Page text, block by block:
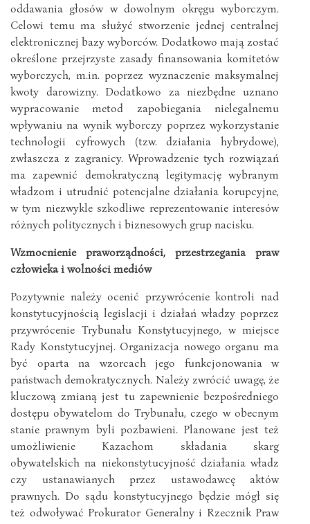
oddawania głosów w dowolnym okręgu wyborczym.
Celowi temu ma służyć stworzenie jednej centralnej
elektronicznej bazy wyborców. Dodatkowo mają zostać
określone przejrzyste zasady finansowania komitetów
wyborczych, m.in. poprzez wyznaczenie maksymalnej
kwoty darowizny. Dodatkowo za niezbędne uznano
wypracowanie metod zapobiegania nielegalnemu
wpływaniu na wynik wyborczy poprzez wykorzystanie
technologii cyfrowych (tzw. działania hybrydowe),
zwłaszcza z zagranicy. Wprowadzenie tych rozwiązań
ma zapewnić demokratyczną legitymację wybranym
władzom i utrudnić potencjalne działania korupcyjne,
w tym niezwykle szkodliwe reprezentowanie interesów
różnych politycznych i biznesowych grup nacisku.
Wzmocnienie praworządności, przestrzegania praw
człowieka i wolności mediów
Pozytywnie należy ocenić przywrócenie kontroli nad
konstytucyjnością legislacji i działań władzy poprzez
przywrócenie Trybunału Konstytucyjnego, w miejsce
Rady Konstytucyjnej. Organizacja nowego organu ma
być oparta na wzorcach jego funkcjonowania w
państwach demokratycznych. Należy zwrócić uwagę, że
kluczową zmianą jest tu zapewnienie bezpośredniego
dostępu obywatelom do Trybunału, czego w obecnym
stanie prawnym byli pozbawieni. Planowane jest też
umożliwienie Kazachom składania skarg
obywatelskich na niekonstytucyjność działania władz
czy ustanawianych przez ustawodawcę aktów
prawnych. Do sądu konstytucyjnego będzie mógł się
też odwoływać Prokurator Generalny i Rzecznik Praw